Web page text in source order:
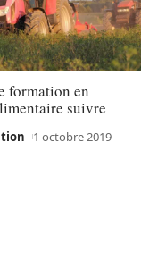
formation en
suivre
1 octobre 2019